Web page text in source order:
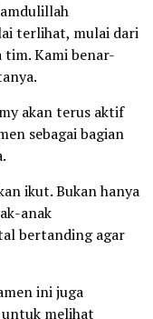
terlihat, mulai dari
tim. Kami benar-
akan terus aktif
sebagai bagian
ikut. Bukan hanya
anak
bertanding agar
ini juga
untuk melihat